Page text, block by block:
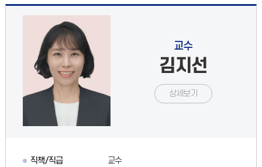
교수
김지선
상세보기
직책/직급
교수